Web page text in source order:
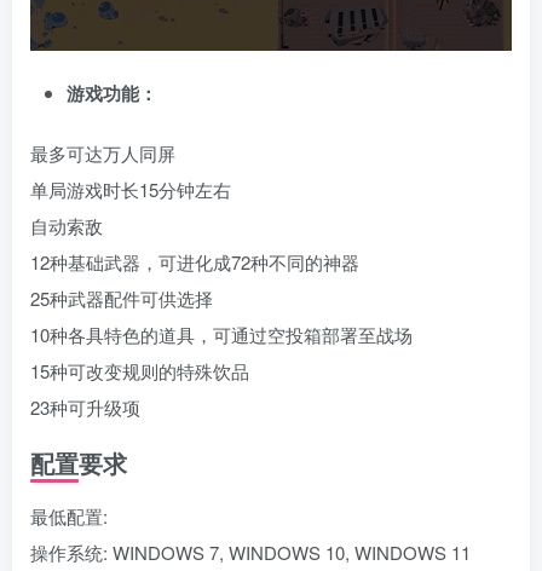
游戏功能：
最多可达万人同屏
单局游戏时长15分钟左右
自动索敌
12种基础武器，可进化成72种不同的神器
25种武器配件可供选择
10种各具特色的道具，可通过空投箱部署至战场
15种可改变规则的特殊饮品
23种可升级项
配置要求
最低配置:
操作系统: WINDOWS 7, WINDOWS 10, WINDOWS 11